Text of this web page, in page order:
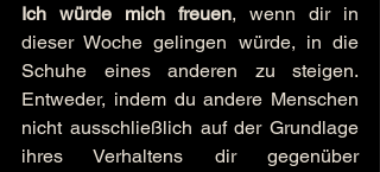
Ich würde mich freuen, wenn dir in
dieser Woche gelingen würde, in die
Schuhe eines anderen zu steigen.
Entweder, indem du andere Menschen
nicht ausschließlich auf der Grundlage
ihres Verhaltens dir gegenüber